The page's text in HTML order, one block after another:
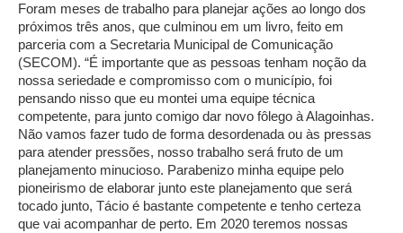
Foram meses de trabalho para planejar ações ao longo dos
próximos três anos, que culminou em um livro, feito em
parceria com a Secretaria Municipal de Comunicação
(SECOM). “É importante que as pessoas tenham noção da
nossa seriedade e compromisso com o município, foi
pensando nisso que eu montei uma equipe técnica
competente, para junto comigo dar novo fôlego à Alagoinhas.
Não vamos fazer tudo de forma desordenada ou às pressas
para atender pressões, nosso trabalho será fruto de um
planejamento minucioso. Parabenizo minha equipe pelo
pioneirismo de elaborar junto este planejamento que será
tocado junto, Tácio é bastante competente e tenho certeza
que vai acompanhar de perto. Em 2020 teremos nossas